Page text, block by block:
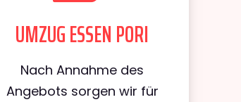
UMZUG ESSEN PORI
Nach Annahme des
Angebots sorgen wir für